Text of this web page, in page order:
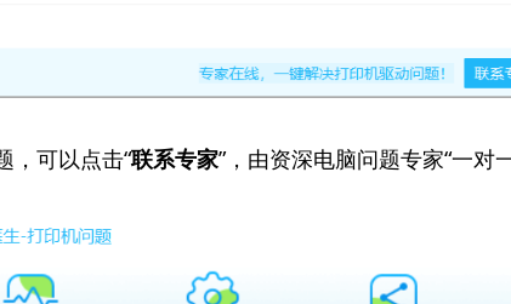
，可以点击“联系专家”，由资深电脑问题专家“一对